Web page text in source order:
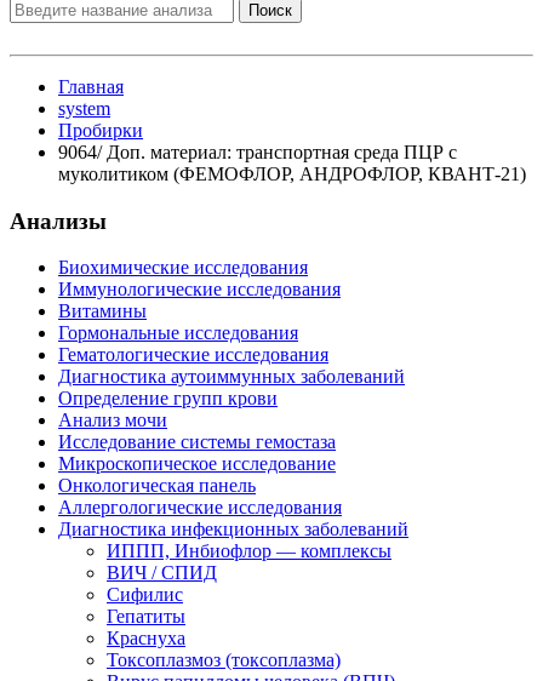
Поиск
Главная
system
Пробирки
9064/ Доп. материал: транспортная среда ПЦР с
муколитиком (ФЕМОФЛОР, АНДРОФЛОР, КВАНТ-21)
Анализы
Биохимические исследования
Иммунологические исследования
Витамины
Гормональные исследования
Гематологические исследования
Диагностика аутоиммунных заболеваний
Определение групп крови
Анализ мочи
Исследование системы гемостаза
Микроскопическое исследование
Онкологическая панель
Аллергологические исследования
Диагностика инфекционных заболеваний
ИППП, Инбиофлор — комплексы
ВИЧ / СПИД
Сифилис
Гепатиты
Краснуха
Токсоплазмоз (токсоплазма)